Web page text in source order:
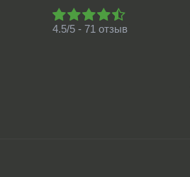
4.5/5 - 71 отзыв